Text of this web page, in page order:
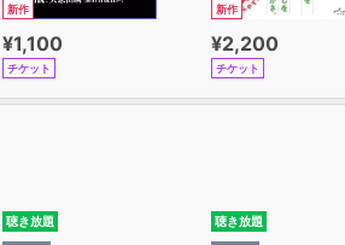
新作
¥1,100
チケット
新作
¥2,200
チケット
聴き放題 聴き放題